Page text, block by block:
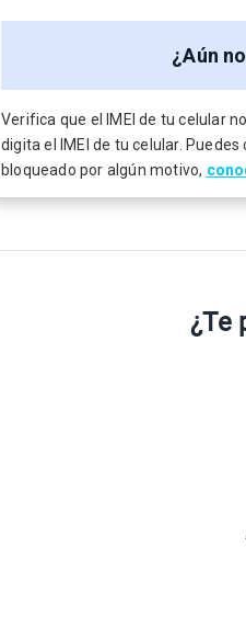
¿Aún
Verifica que el IMEI de tu celular
digita el IMEI de tu celular.
bloqueado por algún motivo,
¿Te